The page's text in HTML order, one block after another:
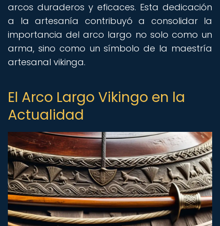
arcos duraderos y eficaces. Esta dedicación
a la artesanía contribuyó a consolidar la
importancia del arco largo no solo como un
arma, sino como un símbolo de la maestría
artesanal vikinga.
El Arco Largo Vikingo en la
Actualidad